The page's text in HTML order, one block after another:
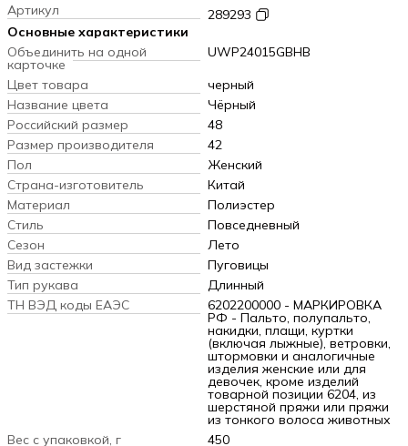
Артикул
289293
Основные характеристики
Объединить на одной
карточке
UWP24015GBHB
Цвет товара
черный
Название цвета
Чёрный
Российский размер
48
Размер производителя
42
Пол
Женский
Страна-изготовитель
Китай
Материал
Полиэстер
Стиль
Повседневный
Сезон
Лето
Вид застежки
Пуговицы
Тип рукава
Длинный
ТН ВЭД коды ЕАЭС
6202200000 - МАРКИРОВКА
РФ - Пальто, полупальто,
накидки, плащи, куртки
(включая лыжные), ветровки,
штормовки и аналогичные
изделия женские или для
девочек, кроме изделий
товарной позиции 6204, из
шерстяной пряжи или пряжи
из тонкого волоса животных
Вес с упаковкой, г
450